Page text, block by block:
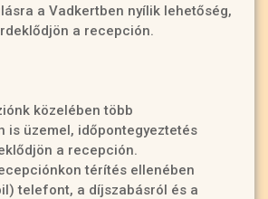
a Vadkertben nyílik lehetőség,
a recepción.
közelében több
is üzemel, időpontegyeztetés
a recepción.
térítés ellenében
telefont, a díjszabásról és a